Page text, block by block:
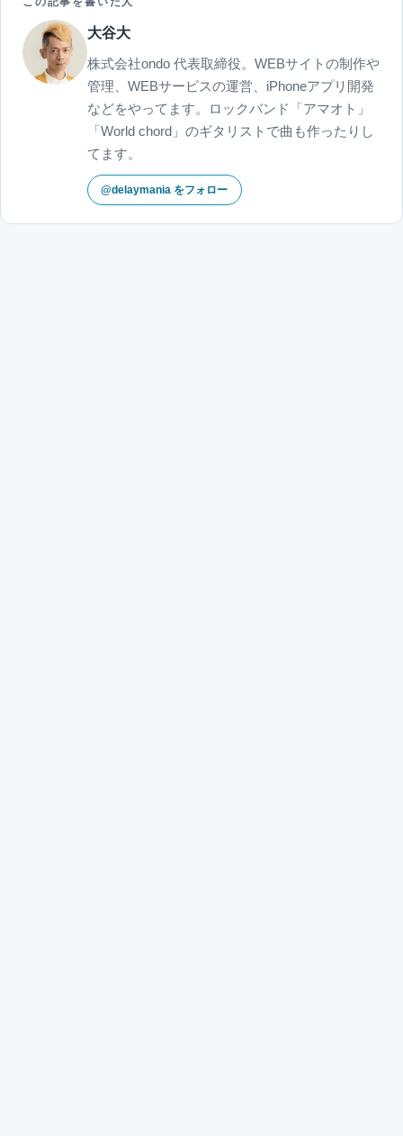
大谷大
株式会社ondo 代表取締役。WEBサイトの制作や
管理、WEBサービスの運営、iPhoneアプリ開発
などをやってます。ロックバンド「アマオト」
「World chord」のギタリストで曲も作ったりし
てます。
@delaymania をフォロー